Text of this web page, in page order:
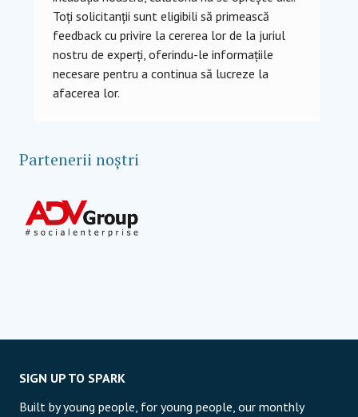
Toți solicitanții sunt eligibili să primească
feedback cu privire la cererea lor de la juriul
nostru de experți, oferindu-le informațiile
necesare pentru a continua să lucreze la
afacerea lor.
Partenerii noștri
SIGN UP TO SPARK
Built by young people, for young people, our monthly